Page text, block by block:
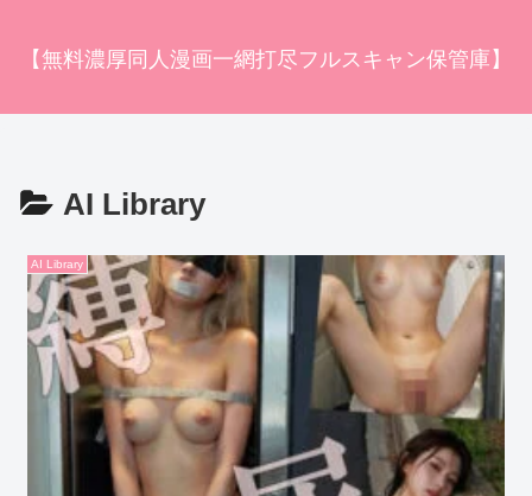
【無料濃厚同人漫画一網打尽フルスキャン保管庫】
AI Library
AI Library